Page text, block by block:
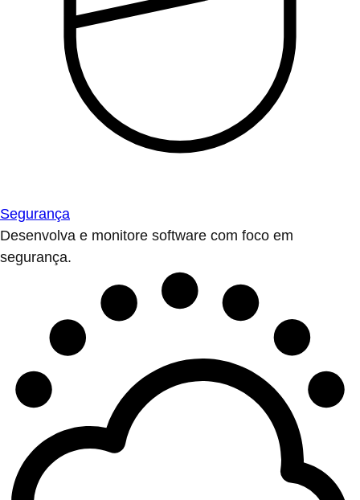
Segurança
Desenvolva e monitore software com foco em
segurança.